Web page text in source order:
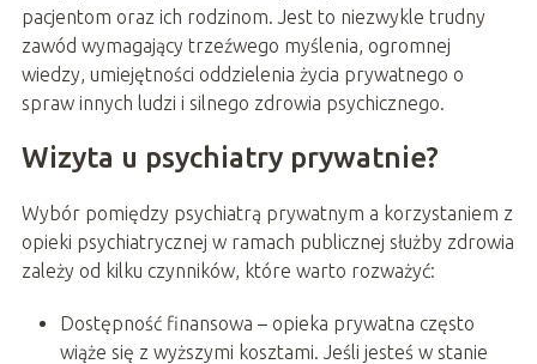
pacjentom oraz ich rodzinom. Jest to niezwykle trudny
zawód wymagający trzeźwego myślenia, ogromnej
wiedzy, umiejętności oddzielenia życia prywatnego o
spraw innych ludzi i silnego zdrowia psychicznego.
Wizyta u psychiatry prywatnie?
Wybór pomiędzy psychiatrą prywatnym a korzystaniem z
opieki psychiatrycznej w ramach publicznej służby zdrowia
zależy od kilku czynników, które warto rozważyć:
Dostępność finansowa – opieka prywatna często
wiąże się z wyższymi kosztami. Jeśli jesteś w stanie